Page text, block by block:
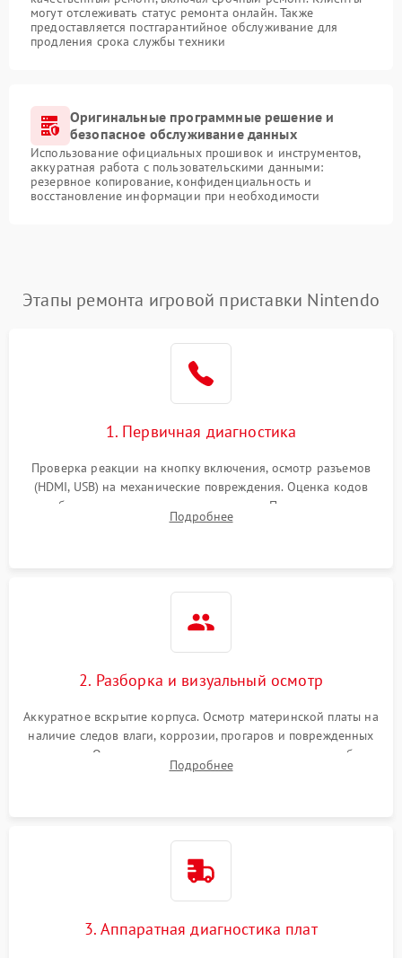
могут отслеживать статус ремонта онлайн. Также
предоставляется постгарантийное обслуживание для
продления срока службы техники
Оригинальные программные решение и
безопасное обслуживание данных
Использование официальных прошивок и инструментов,
аккуратная работа с пользовательскими данными:
резервное копирование, конфиденциальность и
восстановление информации при необходимости
Этапы ремонта игровой приставки Nintendo
1. Первичная диагностика
Проверка реакции на кнопку включения, осмотр разъемов
(HDMI, USB) на механические повреждения. Оценка кодов
ошибок на экране или по индикаторам. Проверка чтения
дисков, работы геймпадов и наличия гарантийных пломб.
Подробнее
2. Разборка и визуальный осмотр
Аккуратное вскрытие корпуса. Осмотр материнской платы на
наличие следов влаги, коррозии, прогаров и поврежденных
элементов. Оценка состояния системы охлаждения, турбины
кулера и степени загрязнения радиатора пылью.
Подробнее
3. Аппаратная диагностика плат